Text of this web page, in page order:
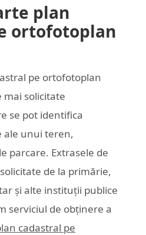
plan
ortofotoplan
pe ortofotoplan
mai solicitate
se pot identifica
ale unui teren,
parcare. Extrasele de
de la primărie,
și alte instituții publice
serviciul de obținere a
cadastral pe